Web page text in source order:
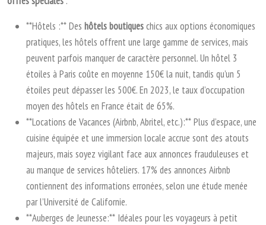
**Hôtels :** Des hôtels boutiqueschics aux options économiques
pratiques, les hôtels offrent une large gamme de services, mais
peuvent parfois manquer de caractère personnel. Un hôtel 3
étoiles à Paris coûte en moyenne 150€ la nuit, tandis qu’un 5
étoiles peut dépasser les 500€. En 2023, le taux d’occupation
moyen des hôtels en France était de 65%.
**Locations de Vacances (Airbnb, Abritel, etc.):** Plus d’espace, une
cuisine équipée et une immersion locale accrue sont des atouts
majeurs, mais soyez vigilant face aux annonces frauduleuses et
au manque de services hôteliers. 17% des annonces Airbnb
contiennent des informations erronées, selon une étude menée
par l’Université de Californie.
**Auberges de Jeunesse:** Idéales pour les voyageurs à petit